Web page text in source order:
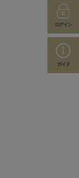
ログイン
ガイド